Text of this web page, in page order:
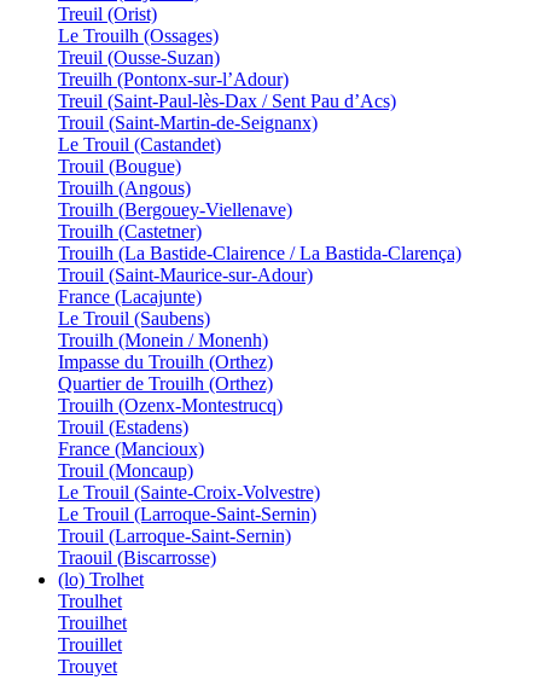
Treuil (Orist)
Le Trouilh (Ossages)
Treuil (Ousse-Suzan)
Treuilh (Pontonx-sur-l’Adour)
Treuil (Saint-Paul-lès-Dax / Sent Pau d’Acs)
Trouil (Saint-Martin-de-Seignanx)
Le Trouil (Castandet)
Trouil (Bougue)
Trouilh (Angous)
Trouilh (Bergouey-Viellenave)
Trouilh (Castetner)
Trouilh (La Bastide-Clairence / La Bastida-Clarença)
Trouil (Saint-Maurice-sur-Adour)
France (Lacajunte)
Le Trouil (Saubens)
Trouilh (Monein / Monenh)
Impasse du Trouilh (Orthez)
Quartier de Trouilh (Orthez)
Trouilh (Ozenx-Montestrucq)
Trouil (Estadens)
France (Mancioux)
Trouil (Moncaup)
Le Trouil (Sainte-Croix-Volvestre)
Le Trouil (Larroque-Saint-Sernin)
Trouil (Larroque-Saint-Sernin)
Traouil (Biscarrosse)
(lo) Trolhet
Troulhet
Trouilhet
Trouillet
Trouyet